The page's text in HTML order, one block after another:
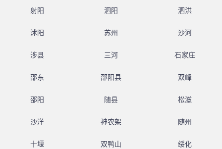
射阳 泗阳 泗洪
沭阳 苏州 沙河
涉县 三河 石家庄
邵东 邵阳县 双峰
邵阳 随县 松滋
沙洋 神农架 随州
十堰 双鸭山 绥化